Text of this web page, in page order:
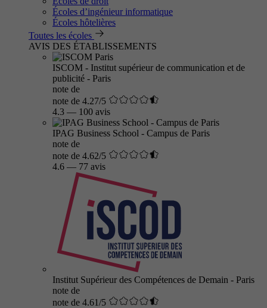
Écoles d’ingénieur informatique
Écoles hôtelières
Toutes les écoles
AVIS DES ÉTABLISSEMENTS
ISCOM - Institut supérieur de communication et de
publicité - Paris
note de
note de 4.27/5
4.3 — 100 avis
IPAG Business School - Campus de Paris
note de
note de 4.62/5
4.6 — 77 avis
Institut Supérieur des Compétences de Demain - Paris
note de
note de 4.61/5